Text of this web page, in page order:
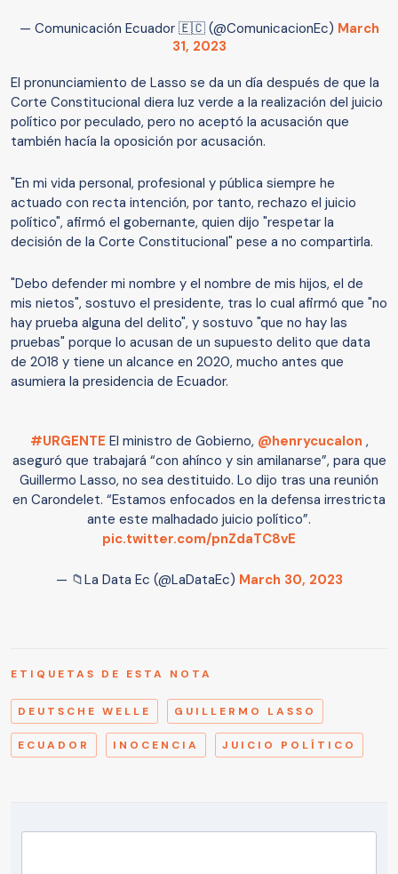
— Comunicación Ecuador 🇪🇨 (@ComunicacionEc) March
31, 2023
El pronunciamiento de Lasso se da un día después de que la
Corte Constitucional diera luz verde a la realización del juicio
político por peculado, pero no aceptó la acusación que
también hacía la oposición por acusación.
"En mi vida personal, profesional y pública siempre he
actuado con recta intención, por tanto, rechazo el juicio
político", afirmó el gobernante, quien dijo "respetar la
decisión de la Corte Constitucional" pese a no compartirla.
"Debo defender mi nombre y el nombre de mis hijos, el de
mis nietos", sostuvo el presidente, tras lo cual afirmó que "no
hay prueba alguna del delito", y sostuvo "que no hay las
pruebas" porque lo acusan de un supuesto delito que data
de 2018 y tiene un alcance en 2020, mucho antes que
asumiera la presidencia de Ecuador.
#URGENTE El ministro de Gobierno, @henrycucalon ,
aseguró que trabajará “con ahínco y sin amilanarse”, para que
Guillermo Lasso, no sea destituido. Lo dijo tras una reunión
en Carondelet. “Estamos enfocados en la defensa irrestricta
ante este malhadado juicio político”.
pic.twitter.com/pnZdaTC8vE
— 📁La Data Ec (@LaDataEc) March 30, 2023
ETIQUETAS DE ESTA NOTA
DEUTSCHE WELLE GUILLERMO LASSO
ECUADOR INOCENCIA JUICIO POLÍTICO